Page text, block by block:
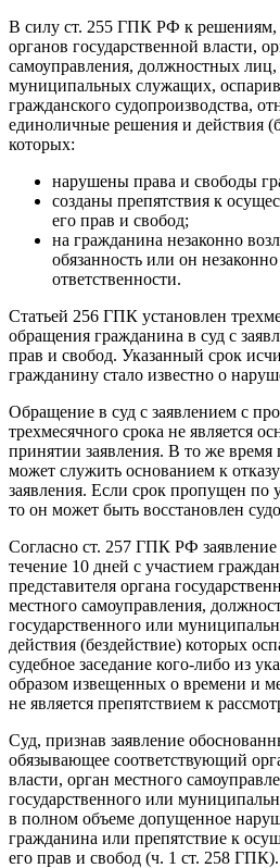
В силу ст. 255 ГПК РФ к решениям,
органов государственной власти,
самоуправления, должностных лиц,
муниципальных служащих,
гражданского судопроизводства,
единоличные решения и действия
которых:
нарушены права и свободы
созданы препятствия к
его прав и свобод;
на гражданина незаконно
обязанность или он
ответственности.
Статьей 256 ГПК установлен
обращения гражданина в суд с
прав и свобод. Указанный срок
гражданину стало известно о
Обращение в суд с заявлением с
трехмесячного срока не является
принятии заявления. В то же время
может служить основанием к
заявления. Если срок пропущен
то он может быть восстановлен
Согласно ст. 257 ГПК РФ заявление
течение 10 дней с участием
представителя органа
местного самоуправления,
государственного или
действия (бездействие) которых
судебное заседание кого-либо из
образом извещенных о времени и
не является препятствием к
Суд, признав заявление
обязывающее соответствующий
власти, орган местного
государственного или
в полном объеме допущенное
гражданина или препятствие к
его прав и свобод (ч. 1 ст. 258 ГПК).